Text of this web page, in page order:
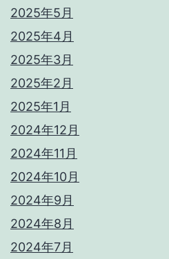
2025年5月
2025年4月
2025年3月
2025年2月
2025年1月
2024年12月
2024年11月
2024年10月
2024年9月
2024年8月
2024年7月